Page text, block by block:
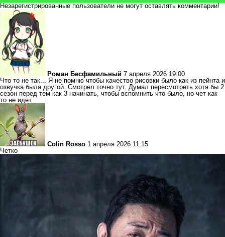
Незарегистрированные пользователи не могут оставлять комментарии!
Роман Бесфамильный 7 апреля 2026 19:00
Что то не так... Я не помню чтобы качество рисовки было как из пейнта и
озвучка была другой. Смотрел точно тут. Думал пересмотреть хотя бы 2
сезон перед тем как 3 начинать, чтобы вспомнить что было, но чет как
то не идет
Colin Rosso 1 апреля 2026 11:15
Четко